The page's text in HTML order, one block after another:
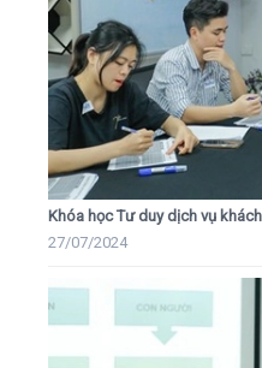
Khóa học Tư duy dịch vụ
27/07/2024